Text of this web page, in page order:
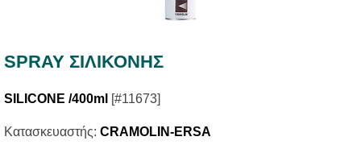
SPRAY ΣΙΛΙΚΟΝΗΣ
SILICONE /400ml [#11673]
Κατασκευαστής: CRAMOLIN-ERSA